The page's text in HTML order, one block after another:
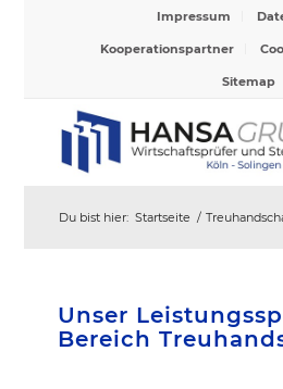
Impressum
Kooperationspartner
Sitemap
Du bist hier: Startseite /
Unser
Bereich